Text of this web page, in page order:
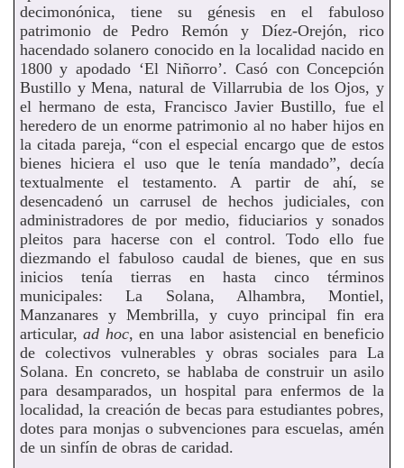
decimonónica, tiene su génesis en el fabuloso
patrimonio de Pedro Remón y Díez-Orejón, rico
hacendado solanero conocido en la localidad nacido en
1800 y apodado ‘El Niñorro’. Casó con Concepción
Bustillo y Mena, natural de Villarrubia de los Ojos, y
el hermano de esta, Francisco Javier Bustillo, fue el
heredero de un enorme patrimonio al no haber hijos en
la citada pareja, “con el especial encargo que de estos
bienes hiciera el uso que le tenía mandado”, decía
textualmente el testamento. A partir de ahí, se
desencadenó un carrusel de hechos judiciales, con
administradores de por medio, fiduciarios y sonados
pleitos para hacerse con el control. Todo ello fue
diezmando el fabuloso caudal de bienes, que en sus
inicios tenía tierras en hasta cinco términos
municipales: La Solana, Alhambra, Montiel,
Manzanares y Membrilla, y cuyo principal fin era
articular,ad hoc, en una labor asistencial en beneficio
de colectivos vulnerables y obras sociales para La
Solana. En concreto, se hablaba de construir un asilo
para desamparados, un hospital para enfermos de la
localidad, la creación de becas para estudiantes pobres,
dotes para monjas o subvenciones para escuelas, amén
de un sinfín de obras de caridad.